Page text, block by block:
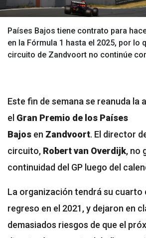
Países Bajos tiene contrato para
en la Fórmula 1 hasta el 2025, por lo
circuito de Zandvoort no continúe
Este fin de semana se reanuda la
el Gran Premio de los Países
Bajos en Zandvoort. El director
circuito, Robert van Overdijk, no
continuidad del GP luego del
La organización tendrá su cuarto
regreso en el 2021, y dejaron en
demasiados riesgos de que el